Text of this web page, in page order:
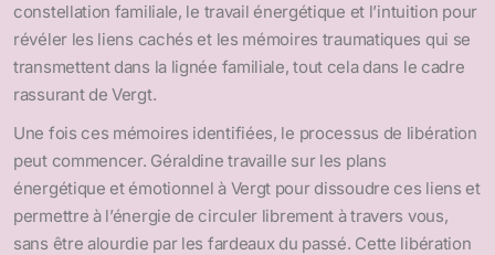
constellation familiale, le travail énergétique et l’intuition pour
révéler les liens cachés et les mémoires traumatiques qui se
transmettent dans la lignée familiale, tout cela dans le cadre
rassurant de Vergt.
Une fois ces mémoires identifiées, le processus de libération
peut commencer. Géraldine travaille sur les plans
énergétique et émotionnel à Vergt pour dissoudre ces liens et
permettre à l’énergie de circuler librement à travers vous,
sans être alourdie par les fardeaux du passé. Cette libération